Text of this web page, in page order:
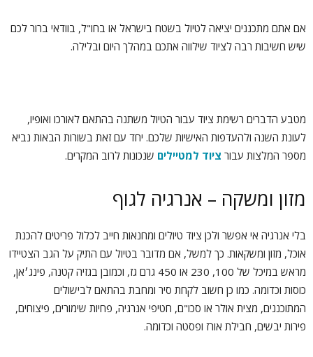
אם אתם מתכננים יציאה לטיול בשטח בישראל או בחו"ל, בוודאי ברור לכם
שיש חשיבות רבה לציוד שילווה אתכם במהלך היום ובלילה.
מטבע הדברים רשימת ציוד עבור הטיול משתנה בהתאם לאורכו ואופיו,
לעונת השנה ולהעדפות האישיות שלכם. יחד עם זאת בשורות הבאות נביא
מספר המלצות עבור ציוד למטיילים שנכונות לרוב המקרים.
מזון ומשקה – אנרגיה לגוף
בלי אנרגיה אי אפשר ולכן ציוד טיולים ומחנאות חייב לכלול פריטים להכנת
אוכל, מזון ומשקאות. כך למשל, אם מדובר בטיול עם התיק על הגב הצטיידו
מראש במיכל של 100, 230 או 450 גרם גז, וכמובן בגזיה קטנה, פינג׳אן,
כוסות וכדומה. כמו כן חשוב לקחת סיר ומחבת בהתאם לבישולים
המתוכננים, מצית אולר או סכו"ם, חטיפי אנרגיה, פחיות שימורים, פיצוחים,
פירות יבשים, חבילת אורז ופסטה וכדומה.